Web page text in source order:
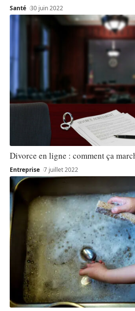
Santé 30 juin 2022
Divorce en ligne : comment ça
Entreprise 7 juillet 2022